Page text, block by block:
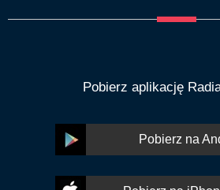
Pobierz aplikację
Pobierz na